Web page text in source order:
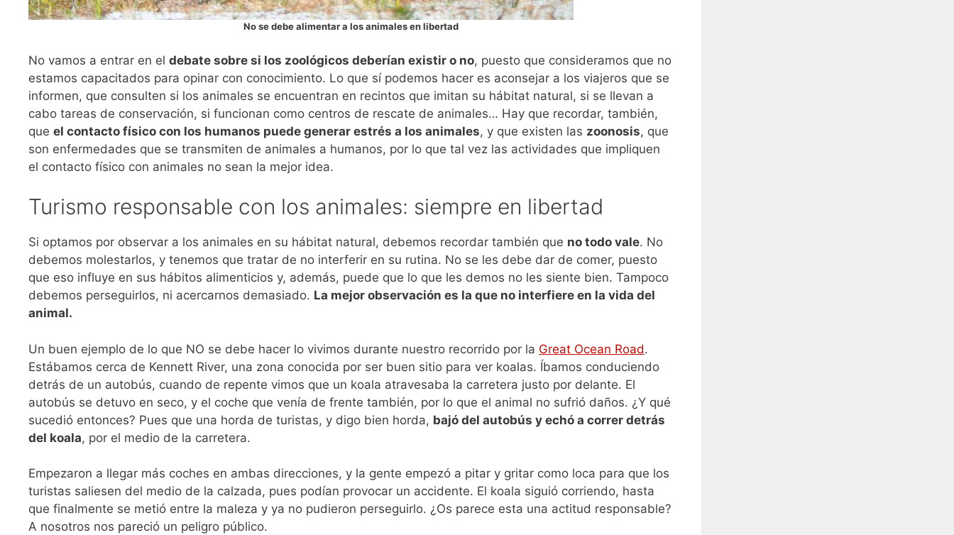
No se debe alimentar a los animales en libertad
No vamos a entrar en el debate sobre si los zoológicos deberían existir o no, puesto que consideramos que no
estamos capacitados para opinar con conocimiento. Lo que sí podemos hacer es aconsejar a los viajeros que se
informen, que consulten si los animales se encuentran en recintos que imitan su hábitat natural, si se llevan a
cabo tareas de conservación, si funcionan como centros de rescate de animales… Hay que recordar, también,
que el contacto físico con los humanos puede generar estrés a los animales, y que existen las zoonosis, que
son enfermedades que se transmiten de animales a humanos, por lo que tal vez las actividades que impliquen
el contacto físico con animales no sean la mejor idea.
Turismo responsable con los animales: siempre en libertad
Si optamos por observar a los animales en su hábitat natural, debemos recordar también que no todo vale. No
debemos molestarlos, y tenemos que tratar de no interferir en su rutina. No se les debe dar de comer, puesto
que eso influye en sus hábitos alimenticios y, además, puede que lo que les demos no les siente bien. Tampoco
debemos perseguirlos, ni acercarnos demasiado. La mejor observación es la que no interfiere en la vida del
animal.
Un buen ejemplo de lo que NO se debe hacer lo vivimos durante nuestro recorrido por la Great Ocean Road.
Estábamos cerca de Kennett River, una zona conocida por ser buen sitio para ver koalas. Íbamos conduciendo
detrás de un autobús, cuando de repente vimos que un koala atravesaba la carretera justo por delante. El
autobús se detuvo en seco, y el coche que venía de frente también, por lo que el animal no sufrió daños. ¿Y qué
sucedió entonces? Pues que una horda de turistas, y digo bien horda, bajó del autobús y echó a correr detrás
del koala, por el medio de la carretera.
Empezaron a llegar más coches en ambas direcciones, y la gente empezó a pitar y gritar como loca para que los
turistas saliesen del medio de la calzada, pues podían provocar un accidente. El koala siguió corriendo, hasta
que finalmente se metió entre la maleza y ya no pudieron perseguirlo. ¿Os parece esta una actitud responsable?
A nosotros nos pareció un peligro público.